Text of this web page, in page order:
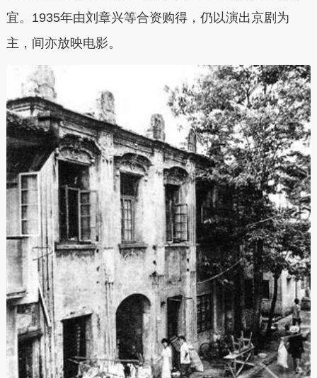
宜。1935年由刘章兴等合资购得，仍以演出京剧为
主，间亦放映电影。